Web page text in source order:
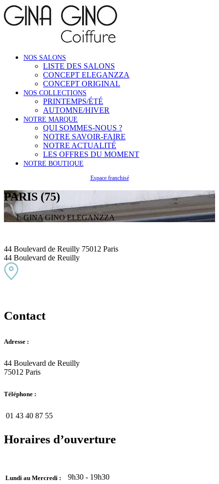
NOS SALONS
LISTE DES SALONS
CONCEPT ELEGANZZA
CONCEPT ORIGINAL
NOS COLLECTIONS
PRINTEMPS/ÉTÉ
AUTOMNE/HIVER
NOTRE MARQUE
QUI SOMMES-NOUS ?
NOTRE SAVOIR-FAIRE
NOTRE ACTUALITÉ
LES OFFRES DU MOMENT
NOTRE BOUTIQUE
Espace franchisé
PARIS (75)
GINA GINO ELEGANZZA
44 Boulevard de Reuilly 75012 Paris
44 Boulevard de Reuilly
Contact
Adresse :
44 Boulevard de Reuilly
75012 Paris
Téléphone :
01 43 40 87 55
Horaires d’ouverture
Lundi au Mercredi : 9h30 - 19h30